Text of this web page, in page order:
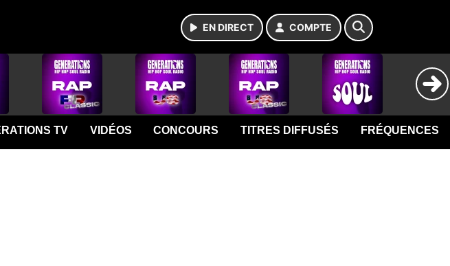
EN DIRECT COMPTE
TV VIDÉOS CONCOURS TITRES DIFFUSÉS FRÉQUENCES